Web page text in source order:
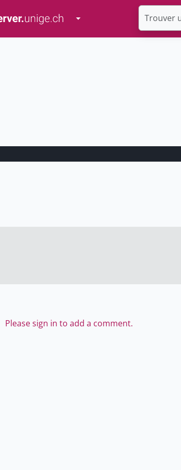
Toggle Dropdown
Please sign in to add a comment.